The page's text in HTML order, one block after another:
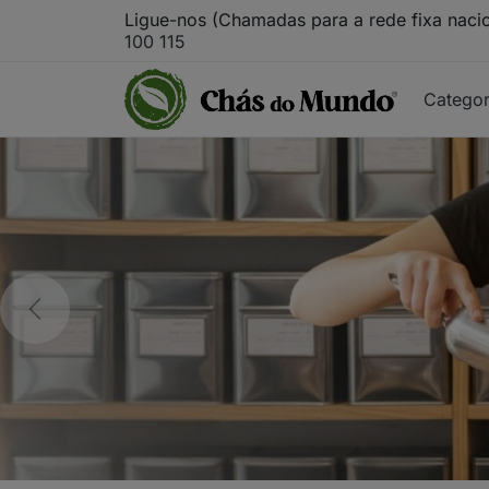
Ligue-nos (Chamadas para a rede fixa
100 115